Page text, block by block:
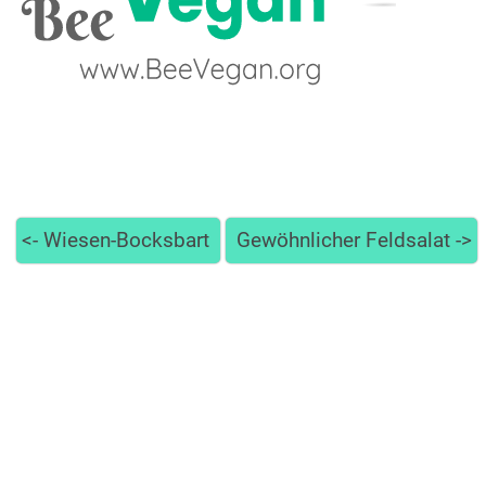
<- Wiesen-Bocksbart Gewöhnlicher Feldsalat ->